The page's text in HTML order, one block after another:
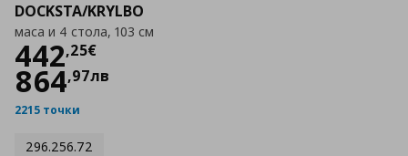
DOCKSTA/KRYLBO
маса и 4 стола, 103 см
442,25€
Цена
864,97лв
2215 точки
296.256.72